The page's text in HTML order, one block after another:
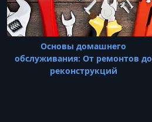
Основы домашнего
обслуживания: От ремонтов до
реконструкций